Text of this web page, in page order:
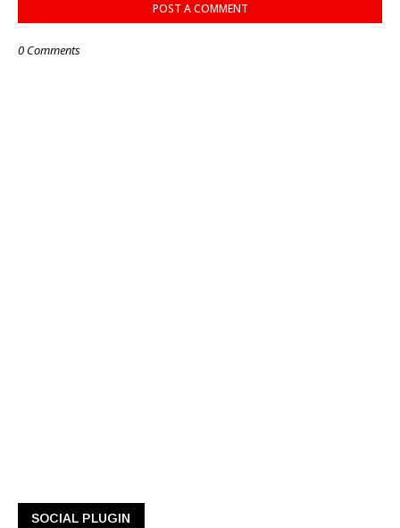
POST A COMMENT
0 Comments
SOCIAL PLUGIN